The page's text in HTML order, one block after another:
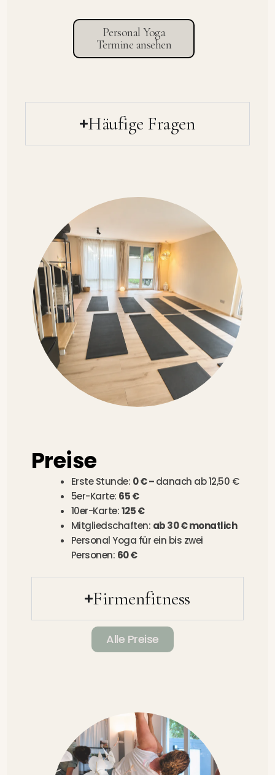
Personal Yoga
Termine ansehen
Häufige Fragen
Preise
Erste Stunde: 0 € –danach ab 12,50 €
5er-Karte: 65 €
10er-Karte:125 €
Mitgliedschaften: ab 30 € monatlich
Personal Yoga für ein bis zwei
Personen: 60 €
Firmenfitness
Alle Preise